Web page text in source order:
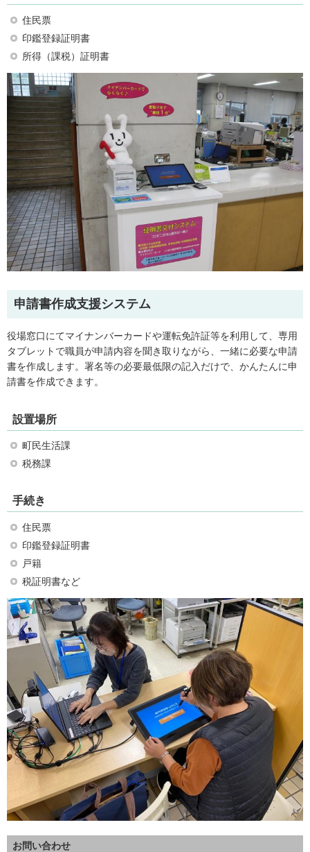
住民票
印鑑登録証明書
所得（課税）証明書
申請書作成支援システム
役場窓口にてマイナンバーカードや運転免許証等を利用して、専用
タブレットで職員が申請内容を聞き取りながら、一緒に必要な申請
書を作成します。署名等の必要最低限の記入だけで、かんたんに申
請書を作成できます。
設置場所
町民生活課
税務課
手続き
住民票
印鑑登録証明書
戸籍
税証明書など
お問い合わせ